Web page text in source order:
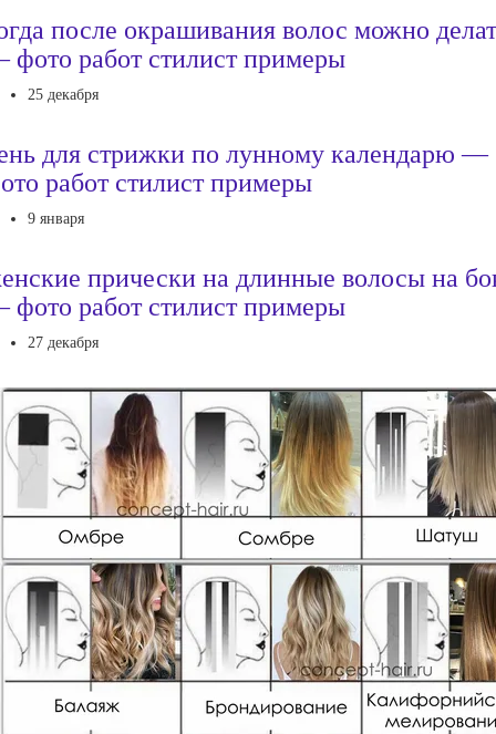
после окрашивания волос можно
работ стилист примеры
25 декабря
для стрижки по лунному календарю —
работ стилист примеры
9 января
прически на длинные волосы на
работ стилист примеры
27 декабря